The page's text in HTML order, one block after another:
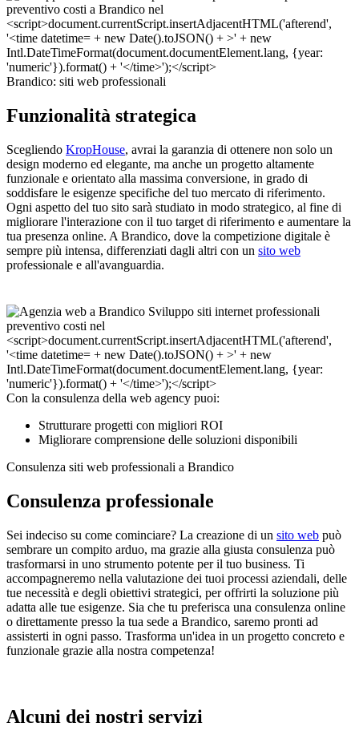
Brandico: siti web professionali
Funzionalità strategica
Scegliendo KropHouse, avrai la garanzia di ottenere non solo un
design moderno ed elegante, ma anche un progetto altamente
funzionale e orientato alla massima conversione, in grado di
soddisfare le esigenze specifiche del tuo mercato di riferimento.
Ogni aspetto del tuo sito sarà studiato in modo strategico, al fine di
migliorare l'interazione con il tuo target di riferimento e aumentare la
tua presenza online. A Brandico, dove la competizione digitale è
sempre più intensa, differenziati dagli altri con un sito web
professionale e all'avanguardia.
Con la consulenza della web agency puoi:
Strutturare progetti con migliori ROI
Migliorare comprensione delle soluzioni disponibili
Consulenza siti web professionali a Brandico
Consulenza professionale
Sei indeciso su come cominciare? La creazione di un sito web può
sembrare un compito arduo, ma grazie alla giusta consulenza può
trasformarsi in uno strumento potente per il tuo business. Ti
accompagneremo nella valutazione dei tuoi processi aziendali, delle
tue necessità e degli obiettivi strategici, per offrirti la soluzione più
adatta alle tue esigenze. Sia che tu preferisca una consulenza online
o direttamente presso la tua sede a Brandico, saremo pronti ad
assisterti in ogni passo. Trasforma un'idea in un progetto concreto e
funzionale grazie alla nostra competenza!
Alcuni dei nostri servizi